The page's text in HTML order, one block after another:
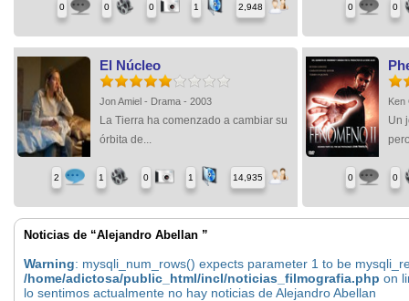
0 0 0 1 2,948 0 0
El Núcleo
Jon Amiel - Drama - 2003
La Tierra ha comenzado a cambiar su
órbita de...
2 1 0 1 14,935
Ken
Un
0 0
Noticias de “Alejandro Abellan ”
Warning: mysqli_num_rows() expects parameter 1 to be
/home/adictosa/public_html/incl/noticias_filmografia.php on
lo sentimos actualmente no hay noticias de Alejandro Abellan